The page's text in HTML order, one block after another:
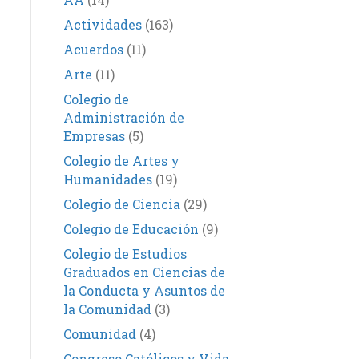
Actividades(163)
Acuerdos(11)
Arte (11)
Colegio de
Administración de
Empresas(5)
Colegio de Artes y
Humanidades(19)
Colegio de Ciencia (29)
Colegio de Educación (9)
Colegio de Estudios
Graduados en Ciencias de
la Conducta y Asuntos de
la Comunidad (3)
Comunidad (4)